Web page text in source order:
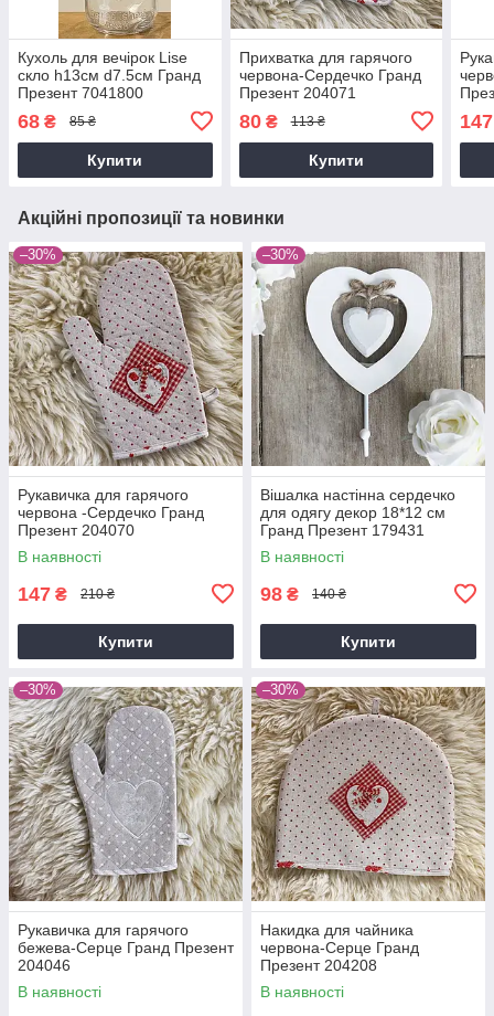
Кухоль для вечірок Lise
скло h13см d7.5см Гранд
Презент 7041800
68 ₴ 85 ₴
Купити
Прихватка для гарячого
червона-Сердечко Гранд
Презент 204071
80₴ 113 ₴
Купити
147
Акційні пропозиції та новинки
–30%
Рукавичка для гарячого
червона -Сердечко Гранд
Презент 204070
В наявності
147 ₴ 210 ₴
Купити
–30%
Вішалка настінна сердечко
для одягу декор 18*12 см
Гранд Презент 179431
В наявності
98 ₴ 140 ₴
Купити
–30%
Рукавичка для гарячого
бежева-Серце Гранд Презент
204046
В наявності
–30%
Накидка для чайника
червона-Серце Гранд
Презент 204208
В наявності